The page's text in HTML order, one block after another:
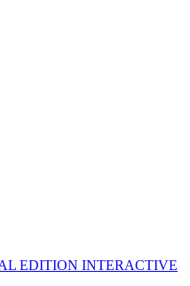
EDITION INTERACTIVE